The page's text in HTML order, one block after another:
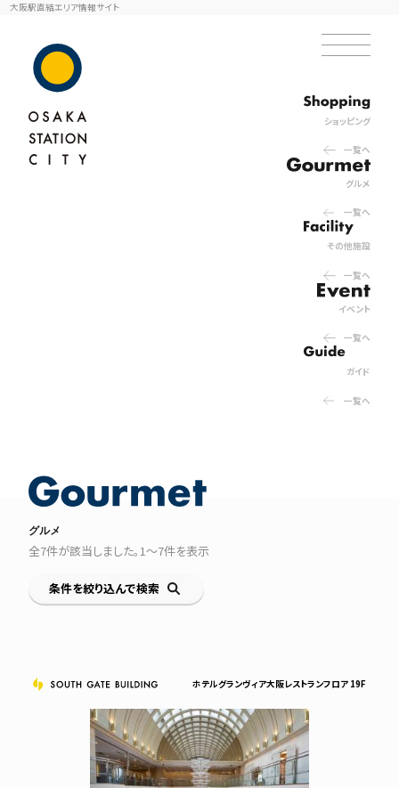
大阪駅直結エリア情報サイト
ショッピング
一覧へ
グルメ
一覧へ
その他施設
一覧へ
イベント
一覧へ
ガイド
一覧へ
グルメ
全7件が該当しました。1〜7件を表示
条件を絞り込んで検索
ホテルグランヴィア大阪レストランフロア 19F